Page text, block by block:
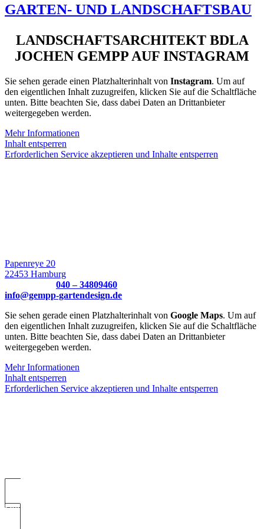
GARTEN- UND LANDSCHAFTSBAU
LANDSCHAFTSARCHITEKT BDLA
JOCHEN GEMPP AUF INSTAGRAM
Sie sehen gerade einen Platzhalterinhalt von Instagram. Um auf
den eigentlichen Inhalt zuzugreifen, klicken Sie auf die Schaltfläche
unten. Bitte beachten Sie, dass dabei Daten an Drittanbieter
weitergegeben werden.
Mehr Informationen
Inhalt entsperren
Erforderlichen Service akzeptieren und Inhalte entsperren
Papenreye 20
22453 Hamburg
040 – 34809460
info@gempp-gartendesign.de
Sie sehen gerade einen Platzhalterinhalt von Google Maps. Um auf
den eigentlichen Inhalt zuzugreifen, klicken Sie auf die Schaltfläche
unten. Bitte beachten Sie, dass dabei Daten an Drittanbieter
weitergegeben werden.
Mehr Informationen
Inhalt entsperren
Erforderlichen Service akzeptieren und Inhalte entsperren
Gartenbau und Landschaftsbau Firma Hamburg